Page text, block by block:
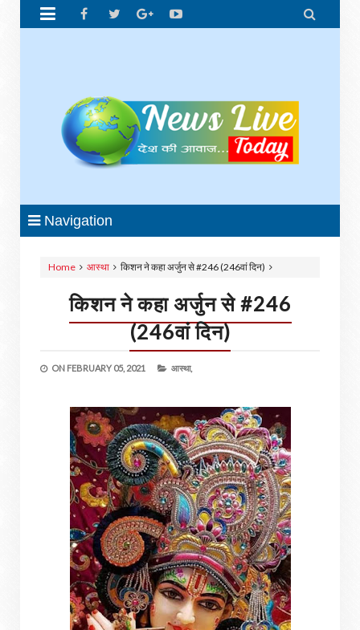
 
Navigation
Home आस्था किशन ने कहा अर्जुन से #246 (246वां दिन)
किशन ने कहा अर्जुन से #246
(246वां दिन)
ON FEBRUARY 05, 2021 आस्था,